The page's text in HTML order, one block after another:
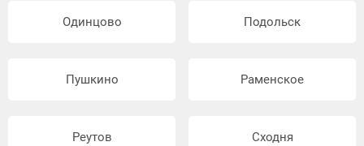
Одинцово Подольск
Пушкино Раменское
Реутов Сходня